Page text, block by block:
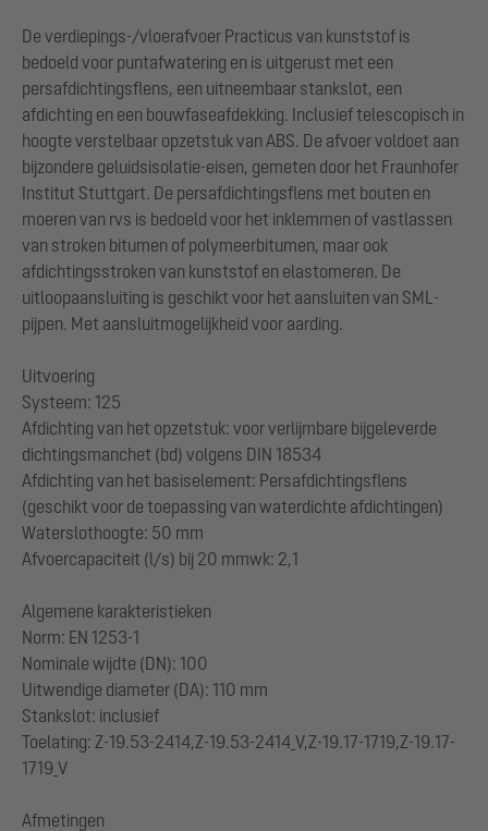
De verdiepings-/vloerafvoer Practicus van kunststof is
bedoeld voor puntafwatering en is uitgerust met een
persafdichtingsflens, een uitneembaar stankslot, een
afdichting en een bouwfaseafdekking. Inclusief telescopisch in
hoogte verstelbaar opzetstuk van ABS. De afvoer voldoet aan
bijzondere geluidsisolatie-eisen, gemeten door het Fraunhofer
Institut Stuttgart. De persafdichtingsflens met bouten en
moeren van rvs is bedoeld voor het inklemmen of vastlassen
van stroken bitumen of polymeerbitumen, maar ook
afdichtingsstroken van kunststof en elastomeren. De
uitloopaansluiting is geschikt voor het aansluiten van SML-
pijpen. Met aansluitmogelijkheid voor aarding.
Uitvoering
Systeem: 125
Afdichting van het opzetstuk: voor verlijmbare bijgeleverde
dichtingsmanchet (bd) volgens DIN 18534
Afdichting van het basiselement: Persafdichtingsflens
(geschikt voor de toepassing van waterdichte afdichtingen)
Waterslothoogte: 50 mm
Afvoercapaciteit (l/s) bij 20 mmwk: 2,1
Algemene karakteristieken
Norm: EN 1253-1
Nominale wijdte (DN): 100
Uitwendige diameter (DA): 110 mm
Stankslot: inclusief
Toelating: Z-19.53-2414,Z-19.53-2414_V,Z-19.17-1719,Z-19.17-
1719_V
Afmetingen